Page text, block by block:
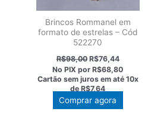
Brincos Rommanel em
formato de estrelas – Cód
522270
R$98,00 O
preço
original
era:
R$98,00.
R$76,44O
preço
atual
é:
R$76,44.
No PIX porR$68,80
Cartão sem juros em até 10x
de R$7,64
Comprar agora